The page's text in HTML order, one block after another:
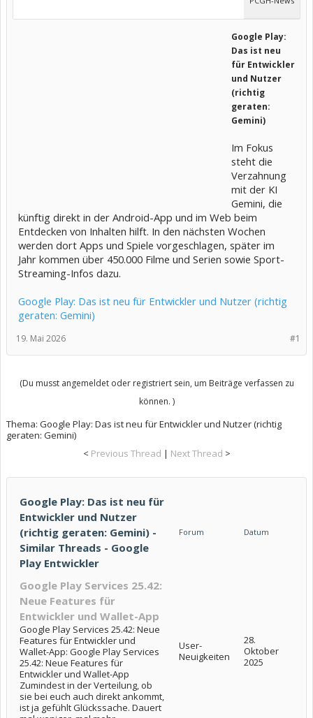
Google Play:
Das ist neu
für Entwickler
und Nutzer
(richtig
geraten:
Gemini)
Im Fokus
steht die
Verzahnung
mit der KI
Gemini, die
künftig direkt in der Android-App und im Web beim
Entdecken von Inhalten hilft. In den nächsten Wochen
werden dort Apps und Spiele vorgeschlagen, später im
Jahr kommen über 450.000 Filme und Serien sowie Sport-
Streaming-Infos dazu.
Google Play: Das ist neu für Entwickler und Nutzer (richtig
geraten: Gemini)
#1
19. Mai 2026
(Du musst angemeldet oder registriert sein, um Beiträge verfassen zu
können. )
Thema: Google Play: Das ist neu für Entwickler und Nutzer (richtig
geraten: Gemini)
< Previous Thread | Next Thread >
Google Play: Das ist neu für
Entwickler und Nutzer
(richtig geraten: Gemini) -
Similar Threads - Google
Play Entwickler
Forum Datum
Google Play Services 25.42:
Neue Features für
Entwickler und Wallet-App
Google Play Services 25.42: Neue
Features für Entwickler und
Wallet-App: Google Play Services
25.42: Neue Features für
Entwickler und Wallet-App
Zumindest in der Verteilung, ob
sie bei euch auch direkt ankommt,
ist ja gefühlt Glückssache. Dauert
User-
Neuigkeiten
28.
Oktober
2025